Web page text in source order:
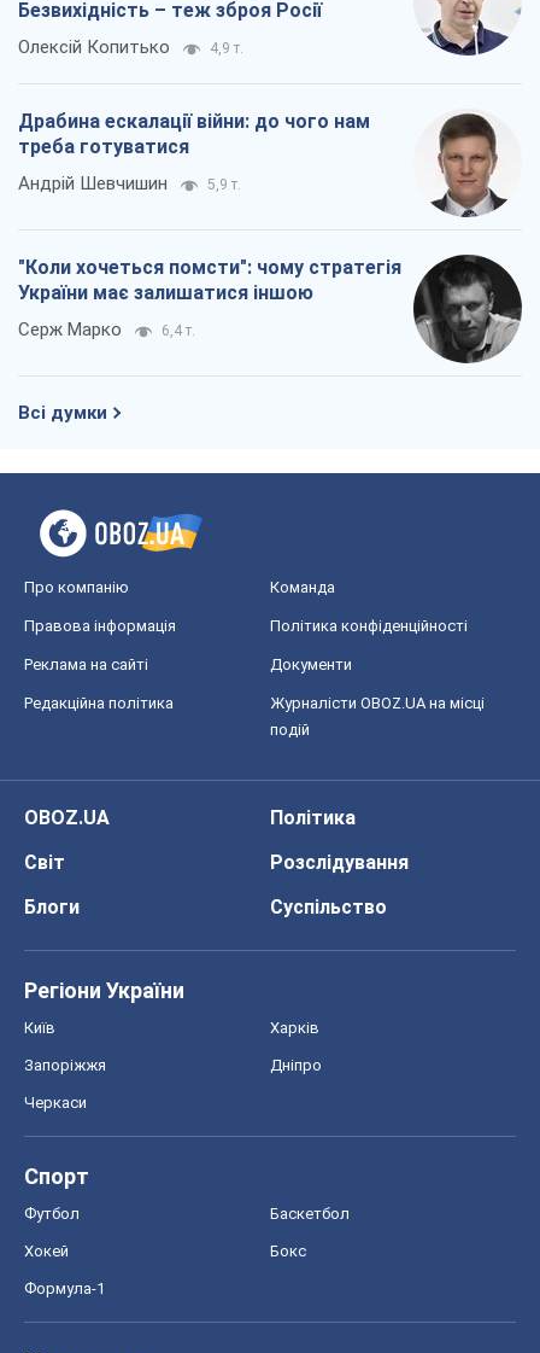
Безвихідність – теж зброя Росії
Олексій Копитько 4,9 т.
Драбина ескалації війни: до чого нам
треба готуватися
Андрій Шевчишин 5,9 т.
"Коли хочеться помсти": чому стратегія
України має залишатися іншою
Серж Марко 6,4 т.
Всі думки
Про компанію Команда
Правова інформація Політика конфіденційності
Реклама на сайті Документи
Редакційна політика
Журналісти OBOZ.UA на місці
подій
OBOZ.UA
Політика
Світ
Розслідування
Блоги
Суспільство
Регіони України
Київ Харків
Запоріжжя Дніпро
Черкаси
Спорт
Футбол Баскетбол
Хокей Бокс
Формула-1